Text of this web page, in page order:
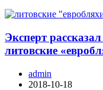
Эксперт
литовские
admin
2018-10-18